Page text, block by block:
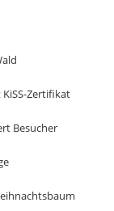
Zertifikat
Besucher